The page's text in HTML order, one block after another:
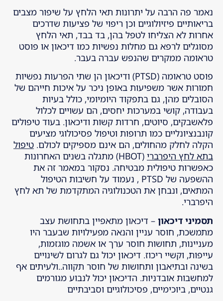
נאמר פה הרבה על יתרונות תאי הלחץ על שיפור מצבים
בריאותיים פיזיולוגיים וכן ריפוי של פציעות שדרכים
אחרות לא הצליחו לטפל בהן, בד בבד, תאי הלחץ
מסוגלים לרפא גם מחלות נפשיות כמו דיכאון או פוסט
טראומה ממקרים שהנפש עברה בעבר.
פוסט טראומה (PTSD) ודיכאון הן שתי הפרעות נפשיות
חמורות אשר משפיעות באופן ניכר על איכות חייהם של
הסובלים מהן, גם בתפקוד היומיומי, כולל בעיות
בעבודה, קושי במערכות יחסים, הם עשויים לכלול
פלאשבקים, סיוטים, חרדות קשות ודיכאון. בעוד טיפולים
קונבנציונליים כמו תרופות וטיפול פסיכולוגי מציעים
הקלה לחלק מהחולים, הם אינם מספיקים לכולם. טיפול
בתא לחץ היפרברי
(HBOT) מתגלה בשנים האחרונות
כאפשרות טיפולית מבטיחה. נסקור במאמר זה את
ההשפעה של PTSD , נעמוד על חשיבות הטיפול
המתאים, ונבחן את הטכנולוגיה המתקדמת של תא לחץ
היפרברי.
תסמיני דיכאון – דיכאון מתאפיין בתחושת עצב
מתמשכת, חוסר עניין והנאה מפעילויות שבעבר היו
מעניינות, תחושות חוסר ערך או אשמה מוגזמות,
עייפות, וקשיי ריכוז. דיכאון יכול גם לגרום לשינויים
בשינה ובתיאבון ותחושות של חוסר תקווה..ולעיתים אף
למחשבות אובדניות. הדיכאון יכול לנבוע מגורמים
גנטיים, ביוכימיים, פסיכולוגיים וסביבתיים